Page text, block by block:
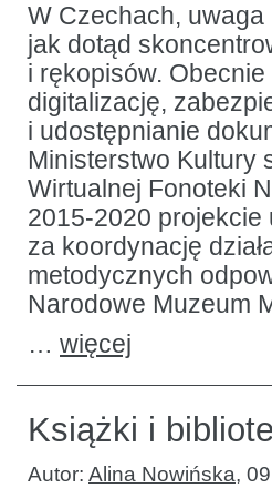
W Czechach, uwaga
jak dotąd
i rękopisów.
digitalizację,
i udostępnianie
Ministerstwo Kultury
Wirtualnej Fonoteki
2015-2020
za koordynację
metodycznych
Narodowe Muzeum
… więcej
Książki i
Autor: Alina Nowińska,